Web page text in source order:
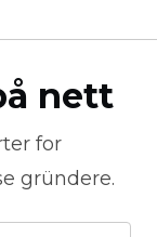
nett
for
gründere.